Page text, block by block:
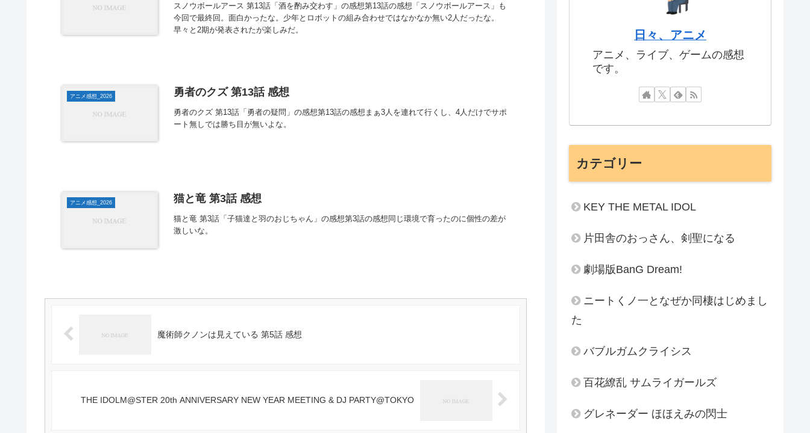
スノウボールアース 第13話「酒を酌み交わす」の感想第13話の感想「スノウボールアース」も
今回で最終回。面白かったな。少年とロボットの組み合わせではなかなか無い2人だったな。
早々と2期が発表されたが楽しみだ。
アニメ感想_2026 勇者のクズ 第13話 感想
勇者のクズ 第13話「勇者の疑問」の感想第13話の感想まぁ3人を連れて行くし、4人だけでサポ
ート無しでは勝ち目が無いよな。
アニメ感想_2026 猫と竜 第3話 感想
猫と竜 第3話「子猫達と羽のおじちゃん」の感想第3話の感想同じ環境で育ったのに個性の差が
激しいな。
魔術師クノンは見えている 第5話 感想
THE IDOLM@STER 20th ANNIVERSARY NEW YEAR MEETING & DJ PARTY@TOKYO
日々、アニメ
アニメ、ライブ、ゲームの感想
です。
カテゴリー
KEY THE METAL IDOL
片田舎のおっさん、剣聖になる
劇場版BanG Dream!
ニートくノ一となぜか同棲はじめまし
た
バブルガムクライシス
百花繚乱 サムライガールズ
グレネーダー ほほえみの閃士